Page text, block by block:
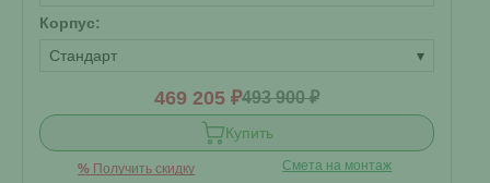
Корпус:
Стандарт
▾
469 205 ₽493 900 ₽
Купить
% Получить скидку Смета на монтаж